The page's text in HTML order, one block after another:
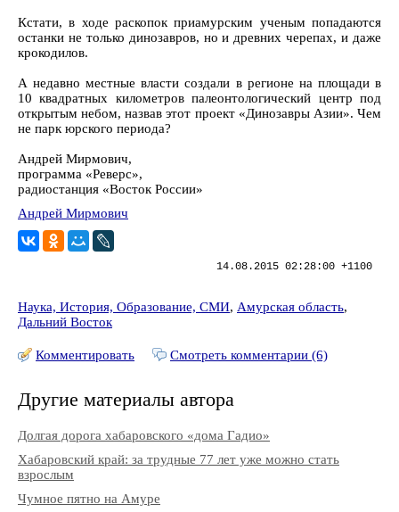
Кстати, в ходе раскопок приамурским ученым попадаются
останки не только динозавров, но и древних черепах, и даже
крокодилов.
А недавно местные власти создали в регионе на площади в
10 квадратных километров палеонтологический центр под
открытым небом, назвав этот проект «Динозавры Азии». Чем
не парк юрского периода?
Андрей Мирмович,
программа «Реверс»,
радиостанция «Восток России»
Андрей Мирмович
14.08.2015 02:28:00 +1100
Наука, История, Образование, СМИ, Амурская область,
Дальний Восток
Комментировать Смотреть комментарии (6)
Другие материалы автора
Долгая дорога хабаровского «дома Гадио»
Хабаровский край: за трудные 77 лет уже можно стать
взрослым
Чумное пятно на Амуре